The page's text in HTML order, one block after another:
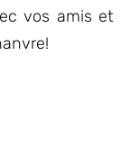
vos amis et